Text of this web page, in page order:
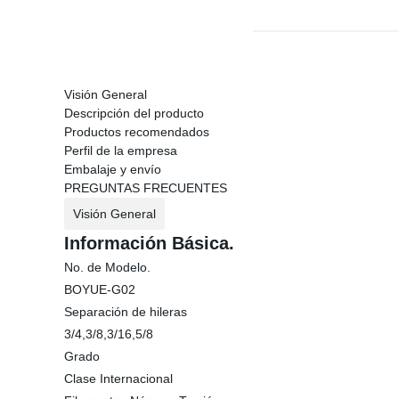
Visión General
Descripción del producto
Productos recomendados
Perfil de la empresa
Embalaje y envío
PREGUNTAS FRECUENTES
Visión General
Información Básica.
No. de Modelo.
BOYUE-G02
Separación de hileras
3/4,3/8,3/16,5/8
Grado
Clase Internacional